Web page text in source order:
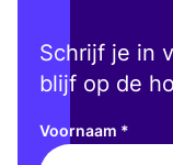
Schrijf je in
blijf op de
Voornaam *